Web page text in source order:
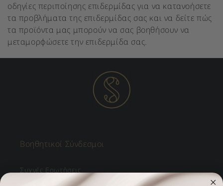
οδηγίες περιποίησης επιδερμίδας για να κατανοήσετε
τα προβλήματα της επιδερμίδας σας και να δείτε πώς
τα προϊόντα μας μπορούν να σας βοηθήσουν να
μεταμορφώσετε την επιδερμίδα σας.
Βοηθητικοί Σύνδεσμοι
Συχνές Ερωτήσεις